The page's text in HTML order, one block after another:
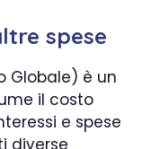
spese
Globale) è un
il costo
e spese
diverse